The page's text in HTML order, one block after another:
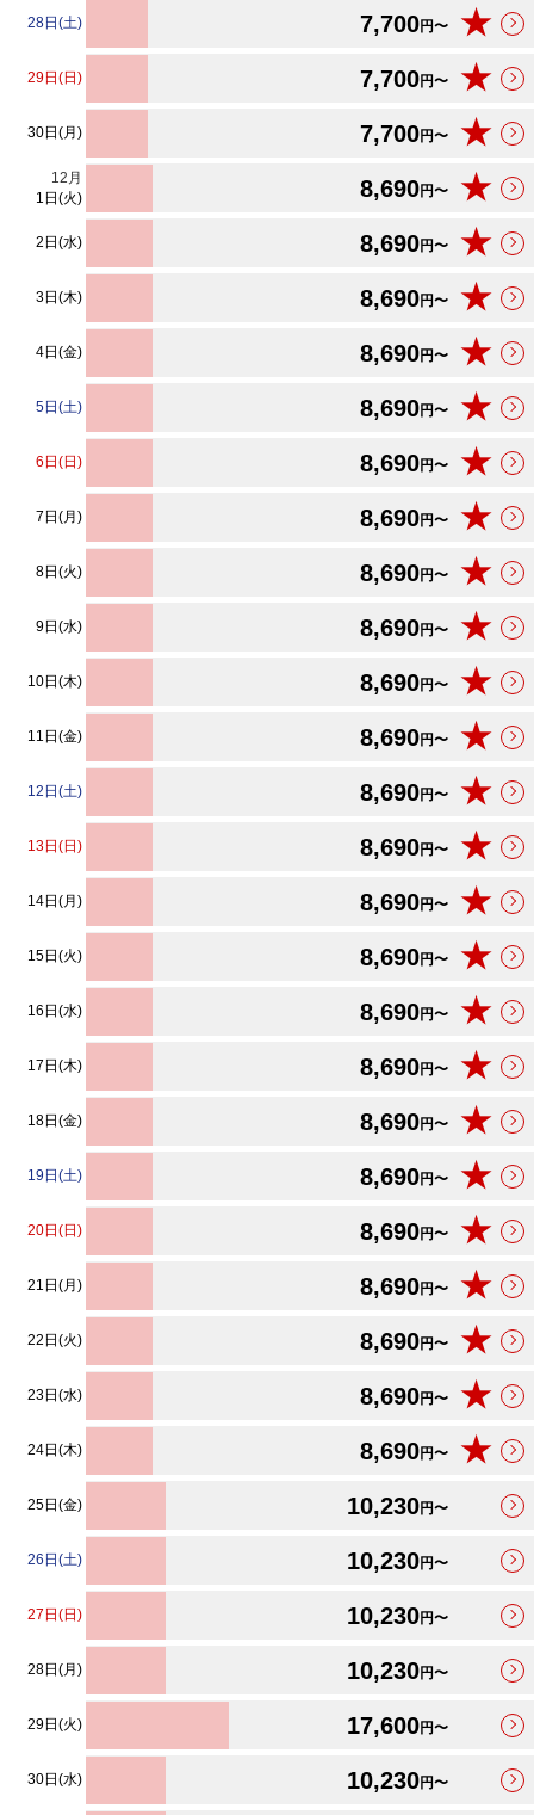
28日(土) 7,700円〜 ★
29日(日) 7,700円〜 ★
30日(月) 7,700円〜 ★
12 月
1日(火)
8,690円〜 ★
2日(水) 8,690円〜 ★
3日(木) 8,690円〜 ★
4日(金) 8,690円〜 ★
5日(土) 8,690円〜 ★
6日(日) 8,690円〜 ★
7日(月) 8,690円〜 ★
8日(火) 8,690円〜 ★
9日(水) 8,690円〜 ★
10日(木) 8,690円〜 ★
11日(金) 8,690円〜 ★
12日(土) 8,690円〜 ★
13日(日) 8,690円〜 ★
14日(月) 8,690円〜 ★
15日(火) 8,690円〜 ★
16日(水) 8,690円〜 ★
17日(木) 8,690円〜 ★
18日(金) 8,690円〜 ★
19日(土) 8,690円〜 ★
20日(日) 8,690円〜 ★
21日(月) 8,690円〜 ★
22日(火) 8,690円〜 ★
23日(水) 8,690円〜 ★
24日(木) 8,690円〜 ★
25日(金) 10,230円〜
26日(土) 10,230円〜
27日(日) 10,230円〜
28日(月) 10,230円〜
29日(火) 17,600円〜
30日(水) 10,230円〜